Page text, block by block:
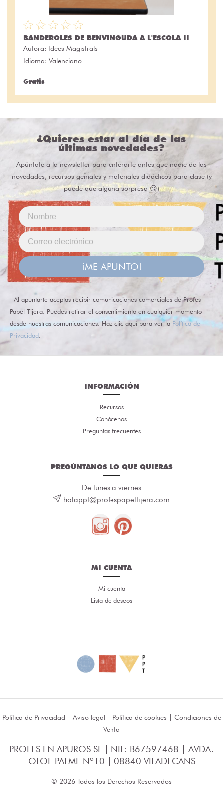
BANDEROLES DE BENVINGUDA A L'ESCOLA II
Autora: Idees Magistrals
Idioma: Valenciano
Gratis
¿Quieres estar al día de las
últimas novedades?
Apúntate a la newsletter para enterarte antes que nadie de las
novedades, recursos geniales y materiales didácticos para clase (y
puede que alguna sorpresa 😏)
¡ME APUNTO!
Al apuntarte aceptas recibir comunicaciones comerciales de Profes
Papel Tijera. Puedes retirar el consentimiento en cualquier momento
desde nuestras comunicaciones. Haz clic aquí para ver la Política de
Privacidad.
INFORMACIÓN
Recursos
Conócenos
Preguntas frecuentes
PREGÚNTANOS LO QUE QUIERAS
De lunes a viernes
holappt@profespapeltijera.com
MI CUENTA
Mi cuenta
Lista de deseos
Política de Privacidad | Aviso legal| Política de cookies | Condiciones de
Venta
PROFES EN APUROS SL | NIF: B67597468 | AVDA.
OLOF PALME Nº10 | 08840 VILADECANS
© 2026 Todos los Derechos Reservados